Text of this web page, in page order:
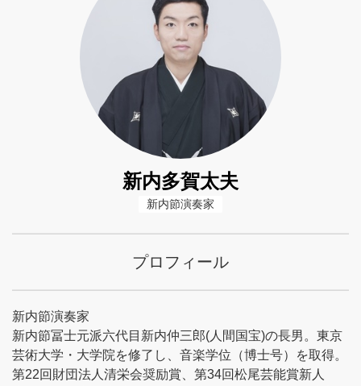
新内多賀太夫
新内節演奏家
プロフィール
新内節演奏家
新内節冨士元派六代目新内仲三郎(人間国宝)の長男。東京
芸術大学・大学院を修了し、音楽学位（博士号）を取得。
第22回財団法人清栄会奨励賞、第34回松尾芸能賞新人